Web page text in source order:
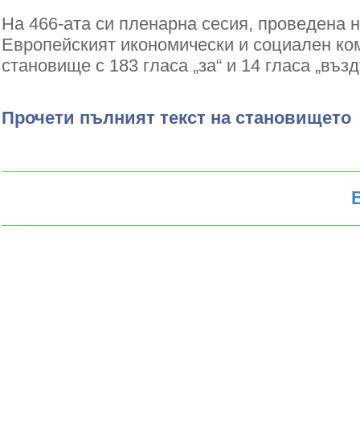
На 466-ата си пленарна сесия, проведена
Европейският икономически и социален
становище с 183 гласа „за“ и 14 гласа
Прочети пълният текст на становището